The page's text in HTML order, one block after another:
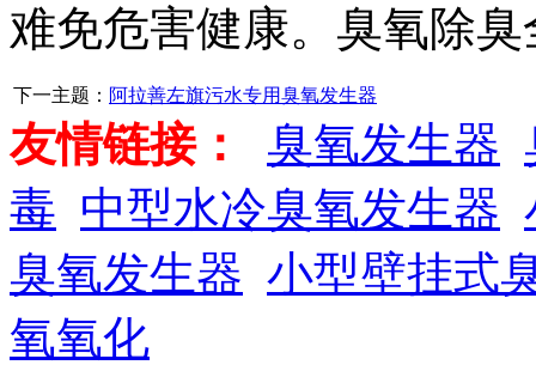
难免危害健康。臭氧除
下一主题： 阿拉善左旗污水专用臭氧发生器
友情链接： 臭氧发生器
毒 中型水冷臭氧发生器
臭氧发生器 小型壁挂式
氧氧化